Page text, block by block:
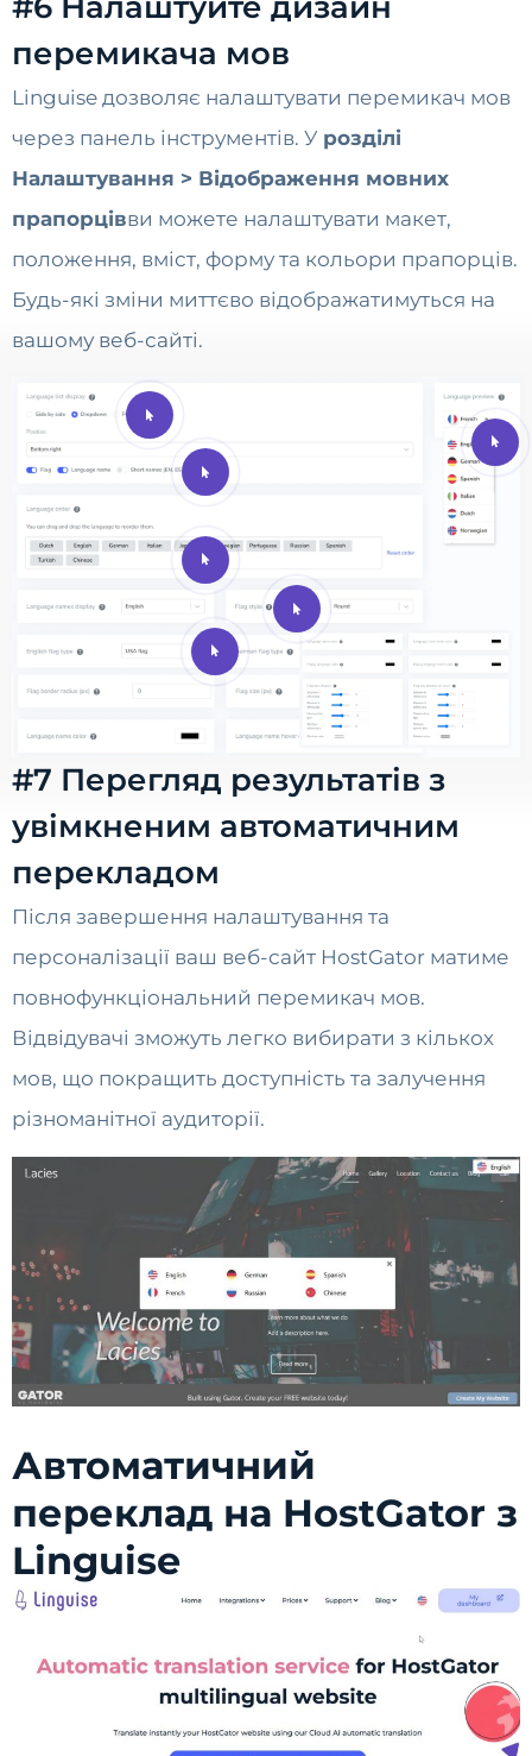
перемикача мов
Linguise дозволяє налаштувати перемикач мов
через панель інструментів. У розділі
Налаштування > Відображення мовних
прапорцівви можете налаштувати макет,
положення, вміст, форму та кольори прапорців.
Будь-які зміни миттєво відображатимуться на
вашому веб-сайті.
#7 Перегляд результатів з
увімкненим автоматичним
перекладом
Після завершення налаштування та
персоналізації ваш веб-сайт HostGator матиме
повнофункціональний перемикач мов.
Відвідувачі зможуть легко вибирати з кількох
мов, що покращить доступність та залучення
різноманітної аудиторії.
Автоматичний
переклад на HostGator з
Linguise